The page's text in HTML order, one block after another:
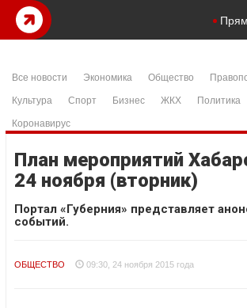
Все новости Экономика Общество
Культура
Спорт Бизнес ЖКХ Политика
Коронавирус
План мероприятий
24 ноября (вторник)
Портал «Губерния» представляет
событий.
ОБЩЕСТВО 09:30, 24 ноября 2015 года